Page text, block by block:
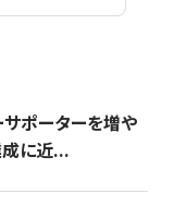
サポーターを増や
に近...